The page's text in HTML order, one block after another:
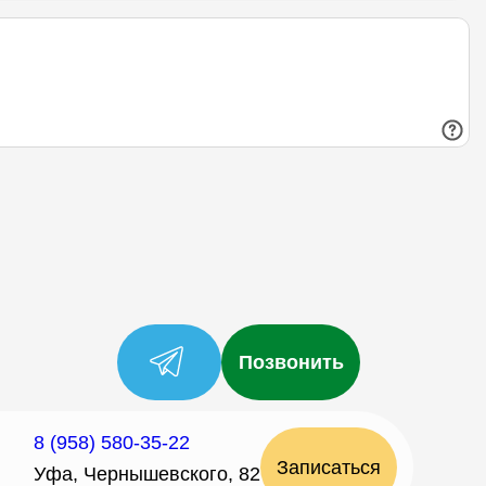
Позвонить
8 (958) 580-35-22
Уфа, Чернышевского, 82
Записаться